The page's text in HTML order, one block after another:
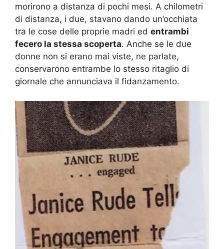
morirono a distanza di pochi mesi. A chilometri
di distanza, i due, stavano dando un’occhiata
tra le cose delle proprie madri ed entrambi
fecero la stessa scoperta. Anche se le due
donne non si erano mai viste, ne parlate,
conservarono entrambe lo stesso ritaglio di
giornale che annunciava il fidanzamento.